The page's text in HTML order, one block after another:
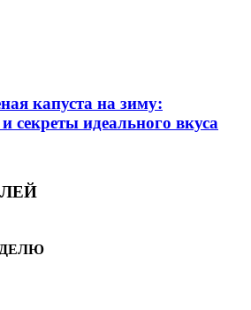
капуста на зиму:
секреты идеального вкуса